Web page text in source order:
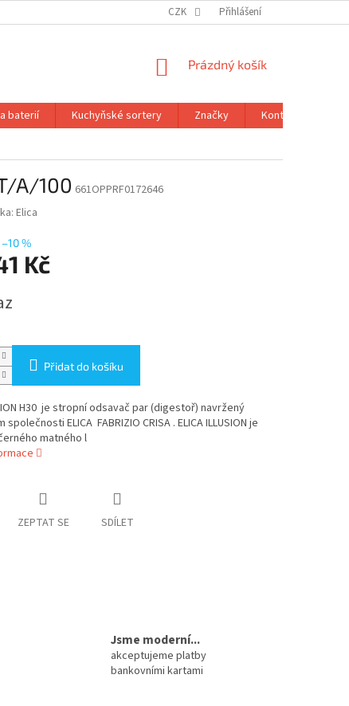
CZK Přihlášení
NÁKUPNÍ
Prázdný košík
baterií Kuchyňské sortery Značky Kontakty
A/100 661OPPRF0172646
Elica
–10 %
Kč
Přidat do košíku
H30 je stropní odsavač par (digestoř) navržený
ELICA FABRIZIO CRISA . ELICA ILLUSION je
matného l
ZEPTAT SE SDÍLET
Jsme moderní...
akceptujeme platby
bankovními kartami